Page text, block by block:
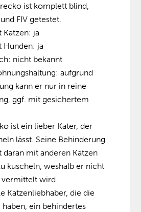
ist komplett blind,
FIV getestet.
Katzen: ja
Hunden: ja
nicht bekannt
aufgrund
kann er nur in reine
ggf. mit gesichertem
ist ein lieber Kater, der
lässt. Seine Behinderung
mit anderen Katzen
kuscheln, weshalb er nicht
vermittelt wird.
Katzenliebhaber, die die
ein behindertes